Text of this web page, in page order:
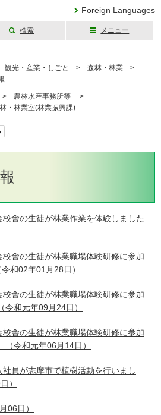
Foreign Languages
検索 メニュー
観光・産業・しごと > 森林・林業 >
> 農林水産事務所等 >
・林業室(林業振興課)
舎の生徒が林業作業を体験しました
舎の生徒が林業職場体験研修に参加
令和02年01月28日）
舎の生徒が林業職場体験研修に参加
（令和元年09月24日）
舎の生徒が林業職場体験研修に参加
（令和元年06月14日）
員が志摩市で植樹活動を行いまし
）
06日）